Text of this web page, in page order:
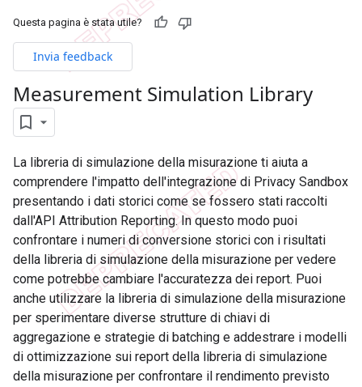
Questa pagina è stata utile?
Invia feedback
Measurement Simulation Library
La libreria di simulazione della misurazione ti aiuta a
comprendere l'impatto dell'integrazione di Privacy Sandbox
presentando i dati storici come se fossero stati raccolti
dall'API Attribution Reporting. In questo modo puoi
confrontare i numeri di conversione storici con i risultati
della libreria di simulazione della misurazione per vedere
come potrebbe cambiare l'accuratezza dei report. Puoi
anche utilizzare la libreria di simulazione della misurazione
per sperimentare diverse strutture di chiavi di
aggregazione e strategie di batching e addestrare i modelli
di ottimizzazione sui report della libreria di simulazione
della misurazione per confrontare il rendimento previsto